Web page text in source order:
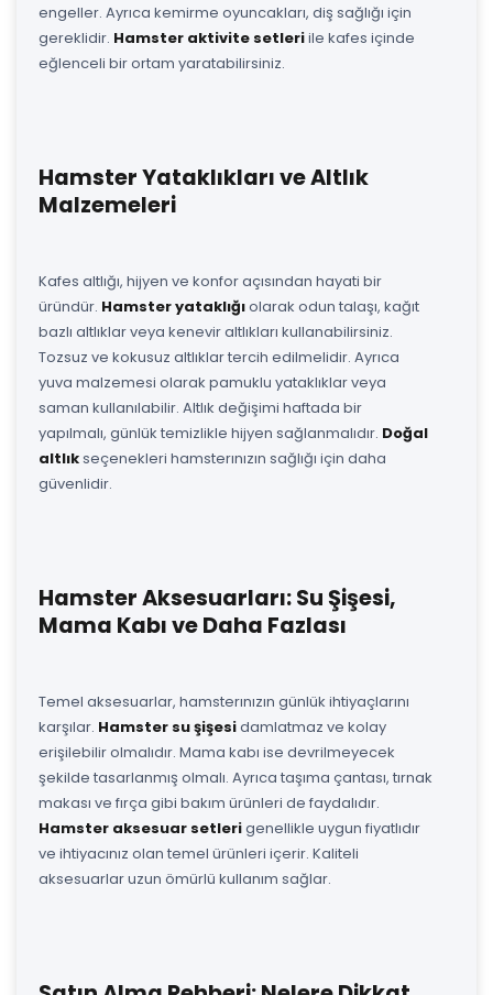
engeller. Ayrıca kemirme oyuncakları, diş sağlığı için
gereklidir. Hamster aktivite setleriile kafes içinde
eğlenceli bir ortam yaratabilirsiniz.
Hamster Yataklıkları ve Altlık
Malzemeleri
Kafes altlığı, hijyen ve konfor açısından hayati bir
üründür. Hamster yataklığıolarak odun talaşı, kağıt
bazlı altlıklar veya kenevir altlıkları kullanabilirsiniz.
Tozsuz ve kokusuz altlıklar tercih edilmelidir. Ayrıca
yuva malzemesi olarak pamuklu yataklıklar veya
saman kullanılabilir. Altlık değişimi haftada bir
yapılmalı, günlük temizlikle hijyen sağlanmalıdır. Doğal
altlıkseçenekleri hamsterınızın sağlığı için daha
güvenlidir.
Hamster Aksesuarları: Su Şişesi,
Mama Kabı ve Daha Fazlası
Temel aksesuarlar, hamsterınızın günlük ihtiyaçlarını
karşılar. Hamster su şişesidamlatmaz ve kolay
erişilebilir olmalıdır. Mama kabı ise devrilmeyecek
şekilde tasarlanmış olmalı. Ayrıca taşıma çantası, tırnak
makası ve fırça gibi bakım ürünleri de faydalıdır.
Hamster aksesuar setlerigenellikle uygun fiyatlıdır
ve ihtiyacınız olan temel ürünleri içerir. Kaliteli
aksesuarlar uzun ömürlü kullanım sağlar.